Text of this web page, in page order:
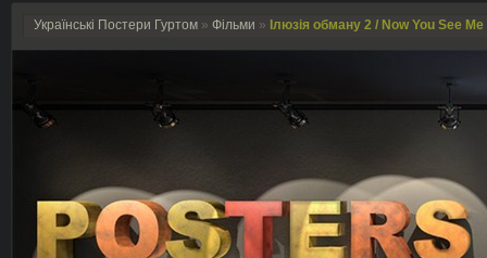
Українські Постери Гуртом » Фільми » Ілюзія обману 2 / Now You See